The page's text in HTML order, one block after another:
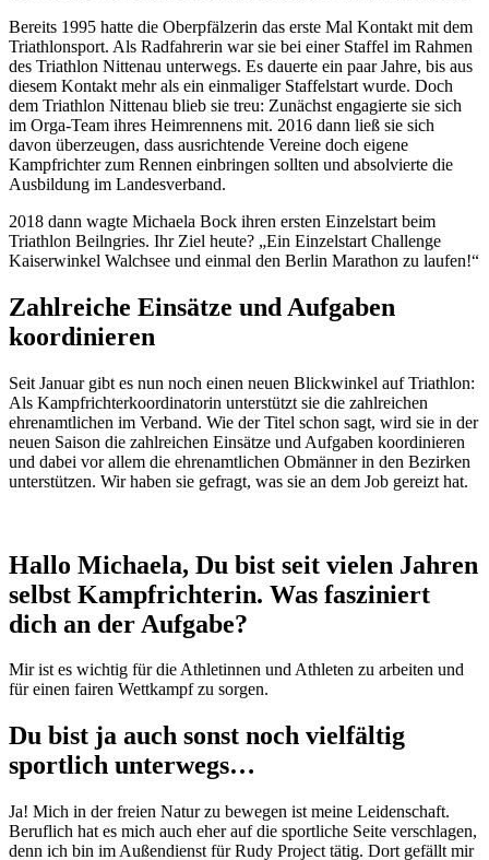
Bereits 1995 hatte die Oberpfälzerin das erste Mal Kontakt mit dem
Triathlonsport. Als Radfahrerin war sie bei einer Staffel im Rahmen
des Triathlon Nittenau unterwegs. Es dauerte ein paar Jahre, bis aus
diesem Kontakt mehr als ein einmaliger Staffelstart wurde. Doch
dem Triathlon Nittenau blieb sie treu: Zunächst engagierte sie sich
im Orga-Team ihres Heimrennens mit. 2016 dann ließ sie sich
davon überzeugen, dass ausrichtende Vereine doch eigene
Kampfrichter zum Rennen einbringen sollten und absolvierte die
Ausbildung im Landesverband.
2018 dann wagte Michaela Bock ihren ersten Einzelstart beim
Triathlon Beilngries. Ihr Ziel heute? „Ein Einzelstart Challenge
Kaiserwinkel Walchsee und einmal den Berlin Marathon zu laufen!“
Zahlreiche Einsätze und Aufgaben
koordinieren
Seit Januar gibt es nun noch einen neuen Blickwinkel auf Triathlon:
Als Kampfrichterkoordinatorin unterstützt sie die zahlreichen
ehrenamtlichen im Verband. Wie der Titel schon sagt, wird sie in der
neuen Saison die zahlreichen Einsätze und Aufgaben koordinieren
und dabei vor allem die ehrenamtlichen Obmänner in den Bezirken
unterstützen. Wir haben sie gefragt, was sie an dem Job gereizt hat.
Hallo Michaela, Du bist seit vielen Jahren
selbst Kampfrichterin. Was fasziniert
dich an der Aufgabe?
Mir ist es wichtig für die Athletinnen und Athleten zu arbeiten und
für einen fairen Wettkampf zu sorgen.
Du bist ja auch sonst noch vielfältig
sportlich unterwegs…
Ja! Mich in der freien Natur zu bewegen ist meine Leidenschaft.
Beruflich hat es mich auch eher auf die sportliche Seite verschlagen,
denn ich bin im Außendienst für Rudy Project tätig. Dort gefällt mir